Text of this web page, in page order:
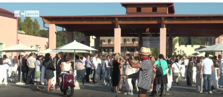
Attualità
Economia e lavoro
Italia Mondo